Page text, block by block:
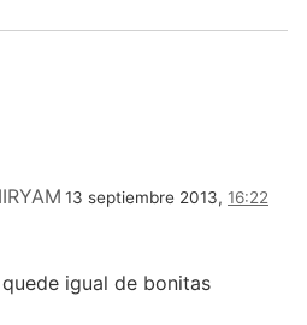
13 septiembre 2013, 16:22
igual de bonitas